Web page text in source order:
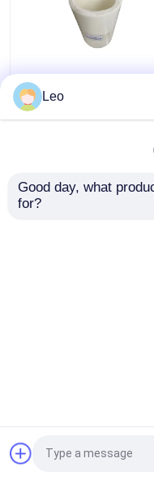
Molde de alta
temperatura da
tubulação composta
Baoji Tianlian
Leo
Good day, what
for?